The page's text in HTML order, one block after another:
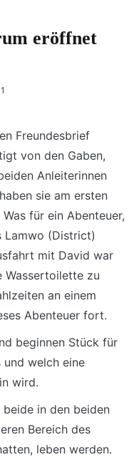
eröffnet
Freundesbrief
von den Gaben,
Anleiterinnen
sie am ersten
für ein Abenteuer,
Lamwo (District)
mit David war
Wassertoilette zu
an einem
Abenteuer fort.
beginnen Stück für
welch eine
wird.
in den beiden
Bereich des
leben werden.